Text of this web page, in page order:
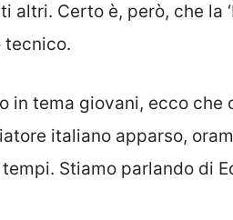
altri. Certo è, però, che la
tecnico.
in tema giovani, ecco che
italiano apparso,
Stiamo parlando di